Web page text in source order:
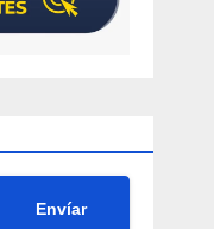
Envíar